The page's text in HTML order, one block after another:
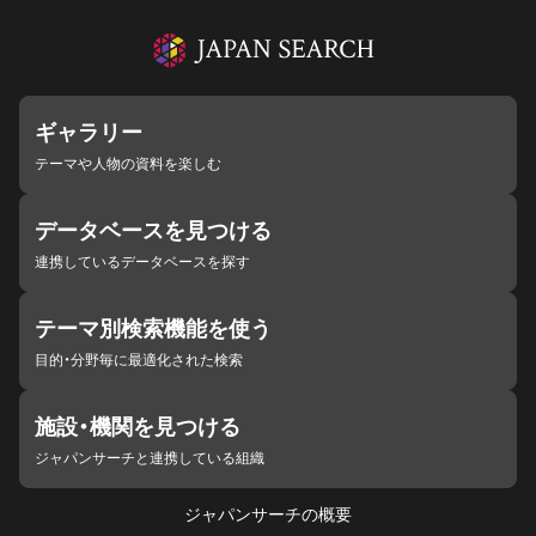
ギャラリー
テーマや人物の資料を楽しむ
データベースを見つける
連携しているデータベースを探す
テーマ別検索機能を使う
目的・分野毎に最適化された検索
施設・機関を見つける
ジャパンサーチと連携している組織
ジャパンサーチの概要